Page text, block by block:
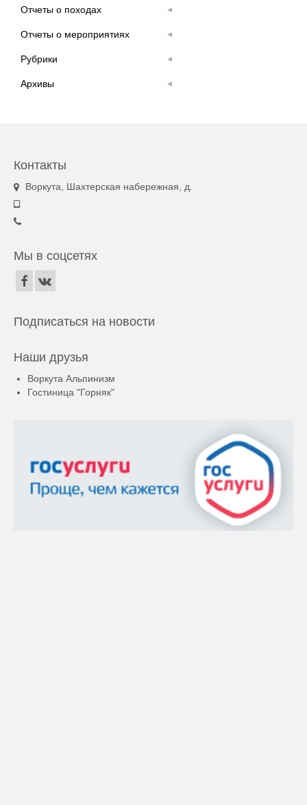
Отчеты о походах
Отчеты о мероприятиях
Рубрики
Архивы
Контакты
Воркута, Шахтерская набережная, д.
Мы в соцсетях
Подписаться на новости
Наши друзья
Воркута Альпинизм
Гостиница "Горняк"